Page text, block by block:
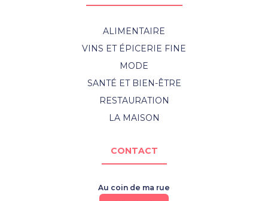
ALIMENTAIRE
VINS ET ÉPICERIE FINE
MODE
SANTÉ ET BIEN-ÊTRE
RESTAURATION
LA MAISON
CONTACT
Au coin de ma rue